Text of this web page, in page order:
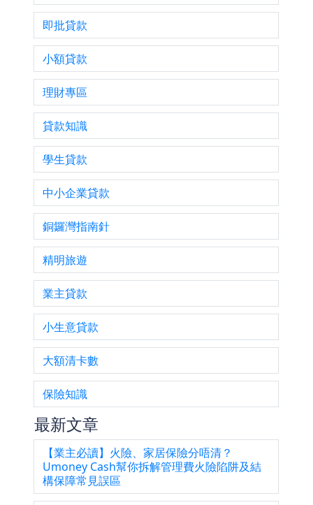
即批貸款
小額貸款
理財專區
貸款知識
學生貸款
中小企業貸款
銅鑼灣指南針
精明旅遊
業主貸款
小生意貸款
大額清卡數
保險知識
最新文章
【業主必讀】火險、家居保險分唔清？
Umoney Cash幫你拆解管理費火險陷阱及結
構保障常見誤區